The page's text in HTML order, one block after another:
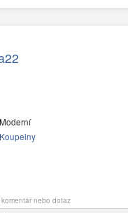
Moderní
Koupelny
komentář nebo dotaz